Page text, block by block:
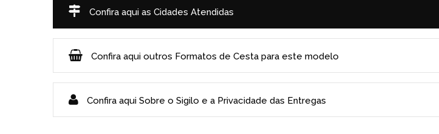
Confira aqui as Cidades Atendidas
Confira aqui outros Formatos de Cesta para este modelo
Confira aqui Sobre o Sigilo e a Privacidade das Entregas